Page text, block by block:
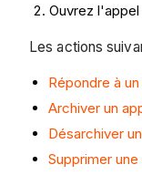
Ouvrez
Les actions
Répondre à
Archiver un
Désarchiver
Supprimer